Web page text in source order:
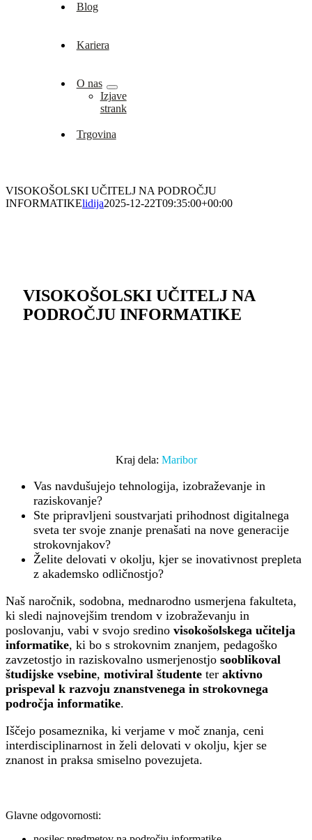
Blog
Kariera
O nas
Izjave
strank
Trgovina
VISOKOŠOLSKI UČITELJ NA PODROČJU
INFORMATIKElidija2025-12-22T09:35:00+00:00
VISOKOŠOLSKI UČITELJ NA
PODROČJU INFORMATIKE
Kraj dela: Maribor
Vas navdušujejo tehnologija, izobraževanje in
raziskovanje?
Ste pripravljeni soustvarjati prihodnost digitalnega
sveta ter svoje znanje prenašati na nove generacije
strokovnjakov?
Želite delovati v okolju, kjer se inovativnost prepleta
z akademsko odličnostjo?
Naš naročnik, sodobna, mednarodno usmerjena fakulteta,
ki sledi najnovejšim trendom v izobraževanju in
poslovanju, vabi v svojo sredino visokošolskega učitelja
informatike, ki bo s strokovnim znanjem, pedagoško
zavzetostjo in raziskovalno usmerjenostjo sooblikoval
študijske vsebine, motiviral študente ter aktivno
prispeval k razvoju znanstvenega in strokovnega
področja informatike.
Iščejo posameznika, ki verjame v moč znanja, ceni
interdisciplinarnost in želi delovati v okolju, kjer se
znanost in praksa smiselno povezujeta.
Glavne odgovornosti: